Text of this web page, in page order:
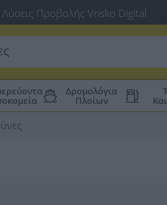
Λύσεις Προβολής Vrisko Digital
Δρομολόγια
Πλοίων